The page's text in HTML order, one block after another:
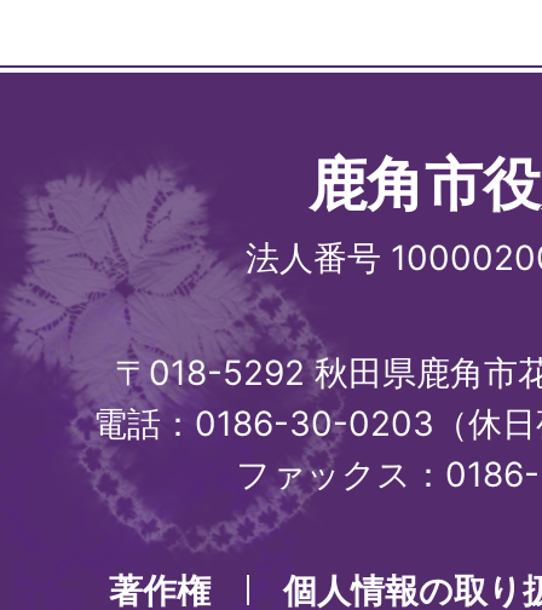
鹿角市
法人番号
〒018-5292 秋田県鹿角市
電話：0186-30-0203（休
ファックス：
著作権 個人情報の取り